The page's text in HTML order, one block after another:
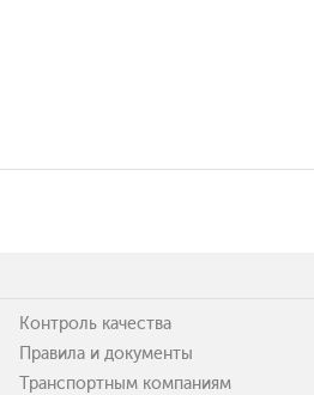
Контроль качества
Правила и документы
Транспортным компаниям